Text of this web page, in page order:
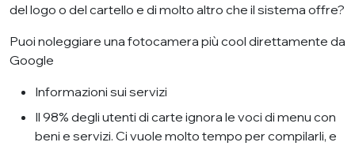
del logo o del cartello e di molto altro che il sistema offre?
Puoi noleggiare una fotocamera più cool direttamente da
Google
Informazioni sui servizi
Il 98% degli utenti di carte ignora le voci di menu con
beni e servizi. Ci vuole molto tempo per compilarli, e